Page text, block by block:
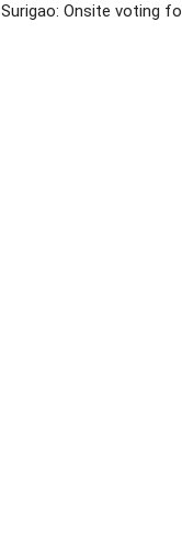
Surigao: Onsite voting